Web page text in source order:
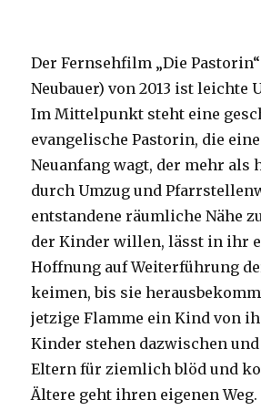
Der Fernsehfilm „Die
Neubauer) von 2013 ist leichte
Im Mittelpunkt steht eine
evangelische Pastorin, die
Neuanfang wagt, der mehr als
durch Umzug und
entstandene räumliche Nähe
der Kinder willen, lässt in ihr
Hoffnung auf Weiterführung
keimen, bis sie
jetzige Flamme ein Kind von
Kinder stehen dazwischen
Eltern für ziemlich blöd und
Ältere geht ihren eigenen